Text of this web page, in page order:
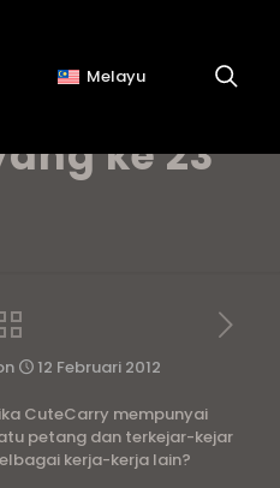
Melayu
ke 23
12 Februari 2012
CuteCarry mempunyai
petang dan terkejar-kejar
kerja-kerja lain?